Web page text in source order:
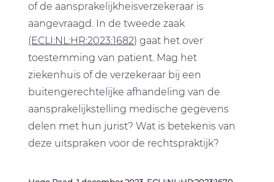
of de aansprakelijkheisverzekeraar is
aangevraagd. In de tweede zaak
(ECLI:NL:HR:2023:1682) gaat het over
toestemming van patient. Mag het
ziekenhuis of de verzekeraar bij een
buitengerechtelijke afhandeling van de
aansprakelijkstelling medische gegevens
delen met hun jurist? Wat is betekenis van
deze uitspraken voor de rechtspraktijk?